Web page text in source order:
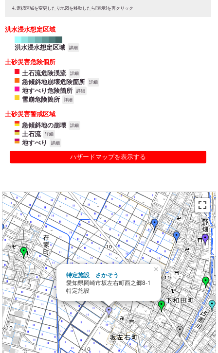
選択区域を変更したり地図を移動したら[表示]を再クリック
洪水浸水想定区域
洪水浸水想定区域 詳細
土砂災害危険個所
土石流危険渓流
詳細
急傾斜地崩壊危険箇所 詳細
地すべり危険箇所 詳細
雪崩危険箇所 詳細
土砂災害警戒区域
急傾斜地の崩壊
詳細
土石流 詳細
地すべり 詳細
ハザードマップを表示する
特定施設 さかそう
愛知県岡崎市坂左右町西之郷8-1
特定施設
×